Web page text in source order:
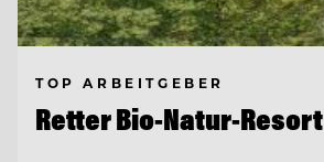
TOP ARBEITGEBER
Retter Bio-Natur-Resort